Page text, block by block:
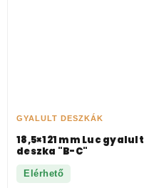
GYALULT DESZKÁK
18,5×121 mm Luc gyalult
deszka "B-C"
Elérhető